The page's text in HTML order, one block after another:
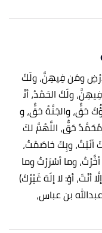
ومَن فِيهِنَّ، ولَكَ
ولَكَ الحَمْدُ، أنْ
حَقٌّ، والجَنَّةُ حَقٌّ، و
حَقٌّ، اللَّهُمَّ لكَ
أنَبْتُ، وبِكَ خاصَمْتُ،
وما أسْرَرْتُ وما
أنْتَ، أوْ: لا إلَهَ غَيْرُكَ)
بن عباس،